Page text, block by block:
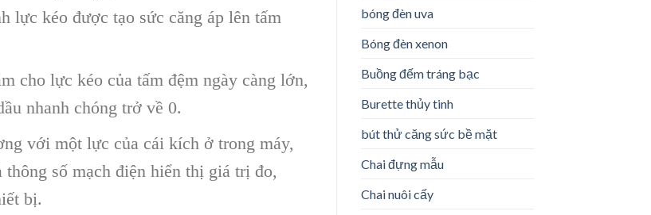
bóng đèn uva
Bóng đèn xenon
Buồng đếm tráng bạc
Burette thủy tinh
bút thử căng sức bề mặt
Chai đựng mẫu
Chai nuôi cấy
lực kéo được tạo sức căng áp lên tấm
cho lực kéo của tấm đệm ngày càng lớn,
nhanh chóng trở về 0.
với một lực của cái kích ở trong máy,
thông số mạch điện hiển thị giá trị đo,
ết bị.